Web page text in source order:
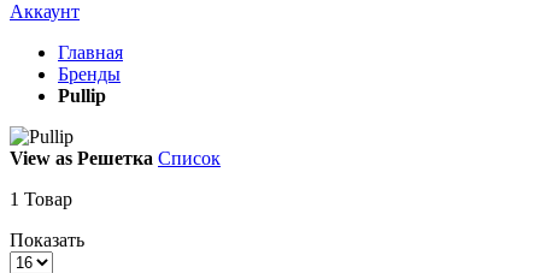
Аккаунт
Главная
Бренды
Pullip
View as Решетка Список
1 Товар
Показать